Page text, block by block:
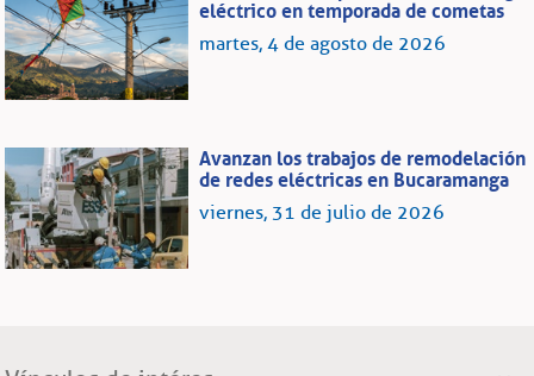
eléctrico en temporada de cometas
martes, 4 de agosto de 2026
Avanzan los trabajos de remodelación
de redes eléctricas en Bucaramanga
viernes, 31 de julio de 2026